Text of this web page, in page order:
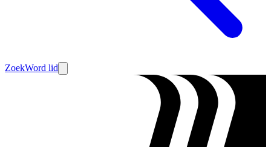
ZoekWord lid